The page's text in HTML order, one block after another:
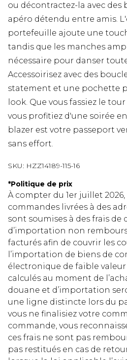
ou décontractez-la avec des
apéro détendu entre amis.
portefeuille ajoute une
tandis que les manches
nécessaire pour danser
Accessoirisez avec des
statement et une pochette
look. Que vous fassiez le
vous profitiez d'une soirée
blazer est votre passeport
sans effort.
SKU: HZZ14189-115-16
*Politique de prix
À compter du 1er juillet
commandes livrées à des
sont soumises à des frais de
d’importation non
facturés afin de couvrir les
l’importation de biens de
électronique de faible valeur
calculés au moment de
douane et d’importation
une ligne distincte lors du
vous ne finalisiez votre
commande, vous
ces frais ne sont pas
pas restitués en cas de